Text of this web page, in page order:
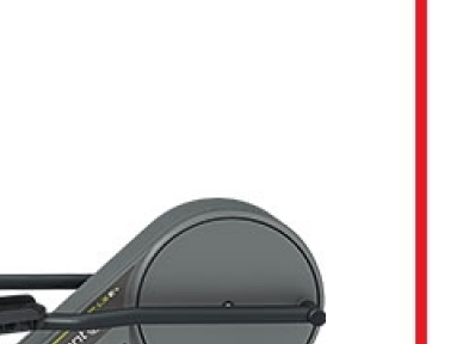
Equipamentos de Academia
Multi Estação Academia
Multi Estação Musculação
Musculação
Multi Estação Performer